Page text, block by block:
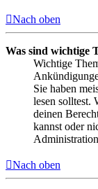
Nach oben
Was sind wichtige
Wichtige
Sie haben
lesen solltest.
deinen
kannst oder
Nach oben